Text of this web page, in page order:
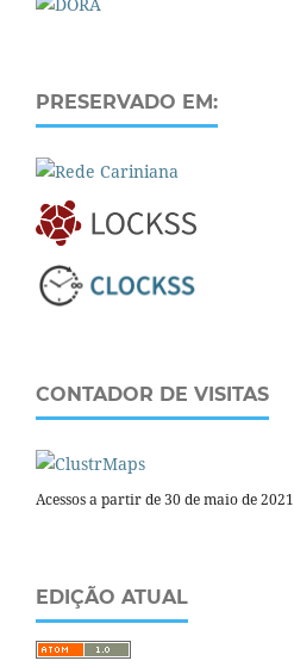
PRESERVADO EM:
CONTADOR DE VISITAS
Acessos a partir de 30 de maio de 2021
EDIÇÃO ATUAL